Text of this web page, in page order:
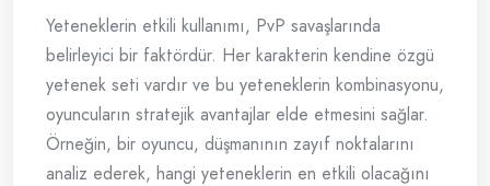
Yeteneklerin etkili kullanımı, PvP savaşlarında
belirleyici bir faktördür. Her karakterin kendine özgü
yetenek seti vardır ve bu yeteneklerin kombinasyonu,
oyuncuların stratejik avantajlar elde etmesini sağlar.
Örneğin, bir oyuncu, düşmanının zayıf noktalarını
analiz ederek, hangi yeteneklerin en etkili olacağını